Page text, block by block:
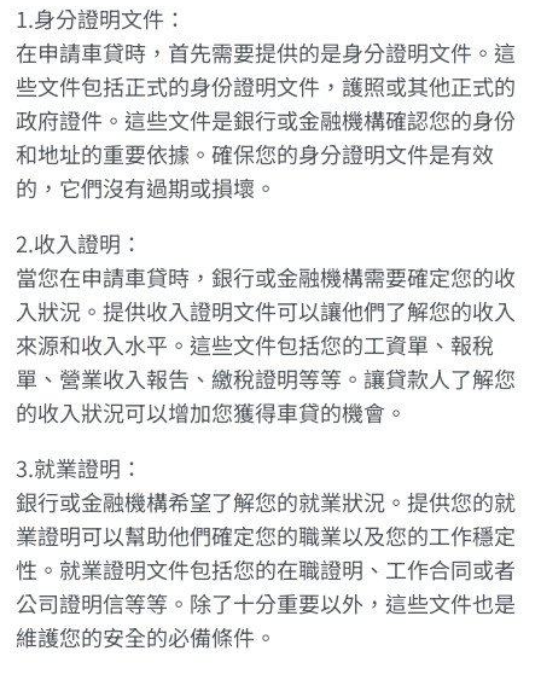
1.身分證明文件：
在申請車貸時，首先需要提供的是身分證明文件。這
些文件包括正式的身份證明文件，護照或其他正式的
政府證件。這些文件是銀行或金融機構確認您的身份
和地址的重要依據。確保您的身分證明文件是有效
的，它們沒有過期或損壞。
2.收入證明：
當您在申請車貸時，銀行或金融機構需要確定您的收
入狀況。提供收入證明文件可以讓他們了解您的收入
來源和收入水平。這些文件包括您的工資單、報稅
單、營業收入報告、繳稅證明等等。讓貸款人了解您
的收入狀況可以增加您獲得車貸的機會。
3.就業證明：
銀行或金融機構希望了解您的就業狀況。提供您的就
業證明可以幫助他們確定您的職業以及您的工作穩定
性。就業證明文件包括您的在職證明、工作合同或者
公司證明信等等。除了十分重要以外，這些文件也是
維護您的安全的必備條件。